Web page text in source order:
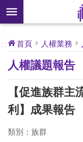
前往主要內容區塊
搜
尋
開
新
核
心
人
權
公
關
於
:::
首頁 人權業務
人權議題報告
【促進族群主
利】成果報告
類別：族群